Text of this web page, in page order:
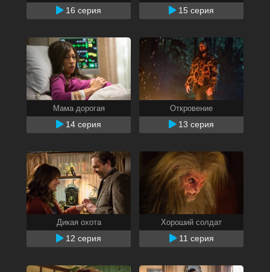
16 серия 15 серия
Мама дорогая
14 серия
Откровение
13 серия
Дикая охота
12 серия
Хороший солдат
11 серия